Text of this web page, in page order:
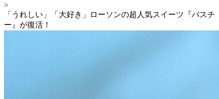
>
「うれしい」「大好き」ローソンの超人気スイーツ『バスチ
ー』が復活！